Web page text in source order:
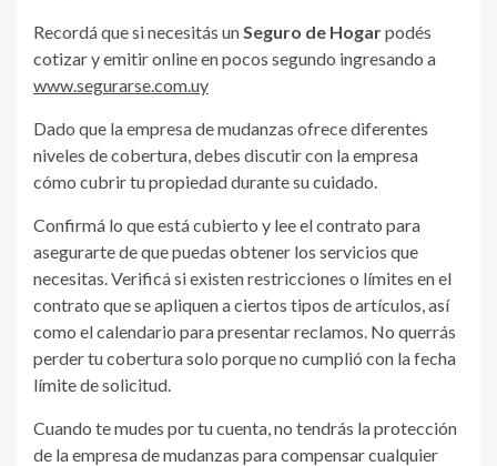
Recordá que si necesitás un Seguro de Hogarpodés
cotizar y emitir online en pocos segundo ingresando a
www.segurarse.com.uy
Dado que la empresa de mudanzas ofrece diferentes
niveles de cobertura, debes discutir con la empresa
cómo cubrir tu propiedad durante su cuidado.
Confirmá lo que está cubierto y lee el contrato para
asegurarte de que puedas obtener los servicios que
necesitas. Verificá si existen restricciones o límites en el
contrato que se apliquen a ciertos tipos de artículos, así
como el calendario para presentar reclamos. No querrás
perder tu cobertura solo porque no cumplió con la fecha
límite de solicitud.
Cuando te mudes por tu cuenta, no tendrás la protección
de la empresa de mudanzas para compensar cualquier